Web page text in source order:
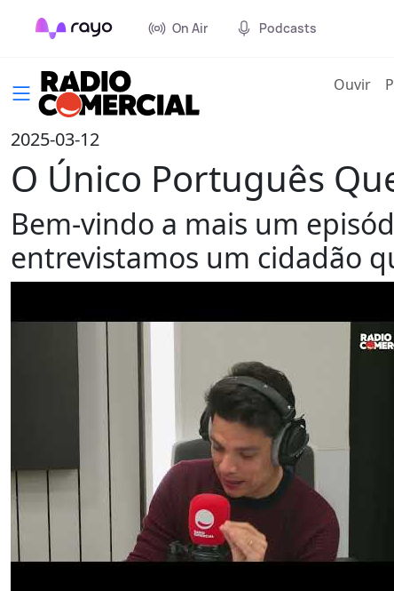
On Air Podcasts
Ouvir
2025-03-12
O Único Português
Bem-vindo a mais um
entrevistamos um cidadão